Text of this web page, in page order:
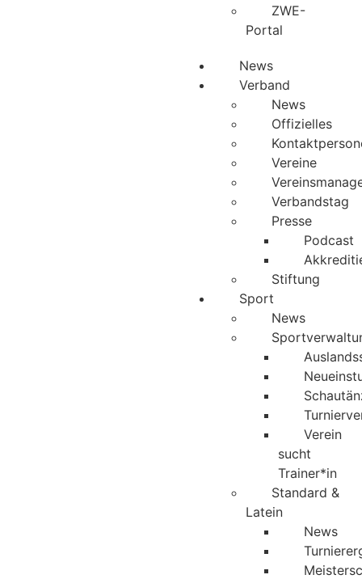
ZWE-
Portal
News
Verband
News
Offizielles
Vereine
Verbandstag
Presse
Podcast
Stiftung
Sport
News
Verein
sucht
Trainer*in
Standard &
Latein
News